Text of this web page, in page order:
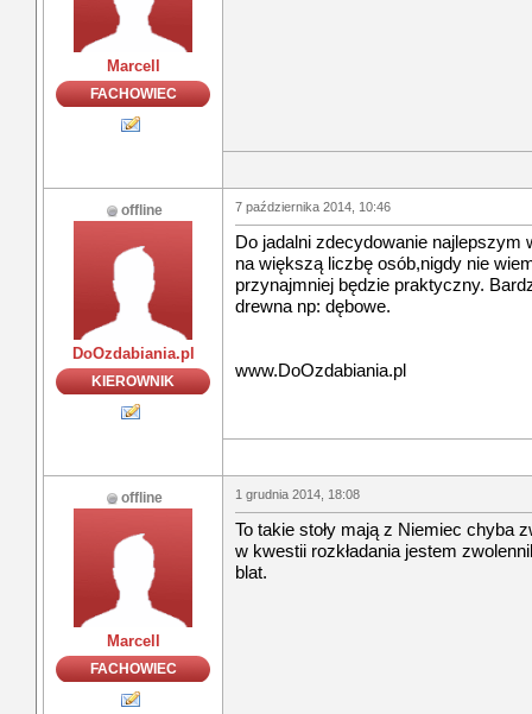
Marcell
FACHOWIEC
offline
DoOzdabiania.pl
KIEROWNIK
7 października 2014, 10:46
Do jadalni zdecydowanie najlepszym
na większą liczbę osób,nigdy nie
przynajmniej będzie praktyczny.
drewna np: dębowe.
www.DoOzdabiania.pl
offline
Marcell
FACHOWIEC
1 grudnia 2014, 18:08
To takie stoły mają z Niemiec chyba
w kwestii rozkładania jestem
blat.